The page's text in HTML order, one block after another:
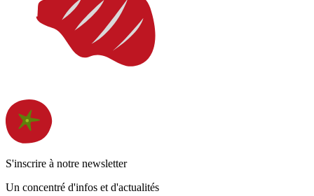
S'inscrire à notre newsletter
Un concentré d'infos et d'actualités